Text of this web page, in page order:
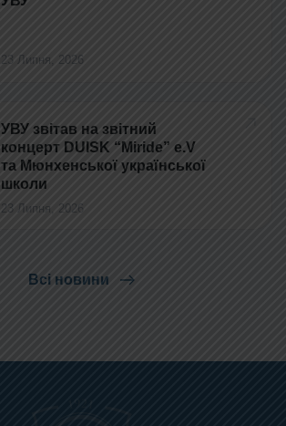
Всі новини
23 Липня, 2026
УВУ звітав на звітний
концерт DUISK “Miride” e.V
та Мюнхенської української
школи
23 Липня, 2026